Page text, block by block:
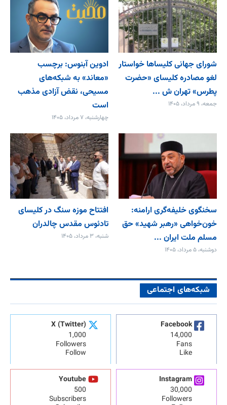
شورای جهانی کلیساها خواستار
لغو مصادره کلیسای «حضرت
پطرس» تهران ش ...
جمعه، ۹ مرداد، ۱۴۰۵
ادوین آبنوس: برچسب
«معاند» به شبکه‌های
مسیحی، نقض آزادی مذهب
است
چهارشنبه، ۷ مرداد، ۱۴۰۵
سخنگوی خلیفه‌گری ارامنه:
خون‌خواهی «رهبر شهید» حق
مسلم ملت ایران ...
دوشنبه، ۵ مرداد، ۱۴۰۵
افتتاح موزه سنگ در کلیسای
تادئوس مقدس چالدران
شنبه، ۳ مرداد، ۱۴۰۵
شبکه‌های اجتماعی
Facebook
14,000
Fans
Like
X (Twitter)
1,000
Followers
Follow
Instagram
30,000
Followers
Youtube
500
Subscribers